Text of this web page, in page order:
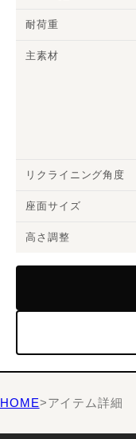
耐荷重
主素材
リクライニング角度
座面サイズ
高さ調整
HOME>アイテム詳細